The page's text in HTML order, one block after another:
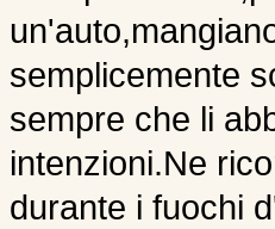
semplicemente
sempre che li
intenzioni.Ne
durante i fuochi